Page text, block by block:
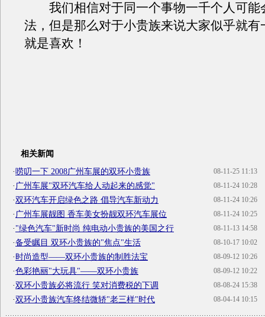
我们相信对于同一个事物一千个人可能
法，但是那么对于小贵族来说大家似乎就有
就是喜欢！
相关新闻
08-11-25 11:13
·唠叨一下 2008广州车展的双环小贵族
08-11-24 10:28
· 广州车展"双环汽车给人动起来的感觉"
08-11-24 10:26
·双环汽车开启绿色之路 倡导汽车新动力
08-11-24 10:25
· 广州车展靓图 香车美女扮靓双环汽车展位
08-11-13 14:58
·"绿色汽车"新时尚 纯电动小贵族的美国之行
08-10-17 10:02
·备受瞩目 双环小贵族的"焦点"生活
08-09-12 10:26
·时尚造型——双环小贵族的制胜法宝
08-09-12 10:22
·色彩艳丽"大玩具"——双环小贵族
08-08-24 15:38
·双环小贵族必将流行 笑对消费税的下调
08-04-14 10:15
·双环小贵族汽车终结微轿"老三样"时代